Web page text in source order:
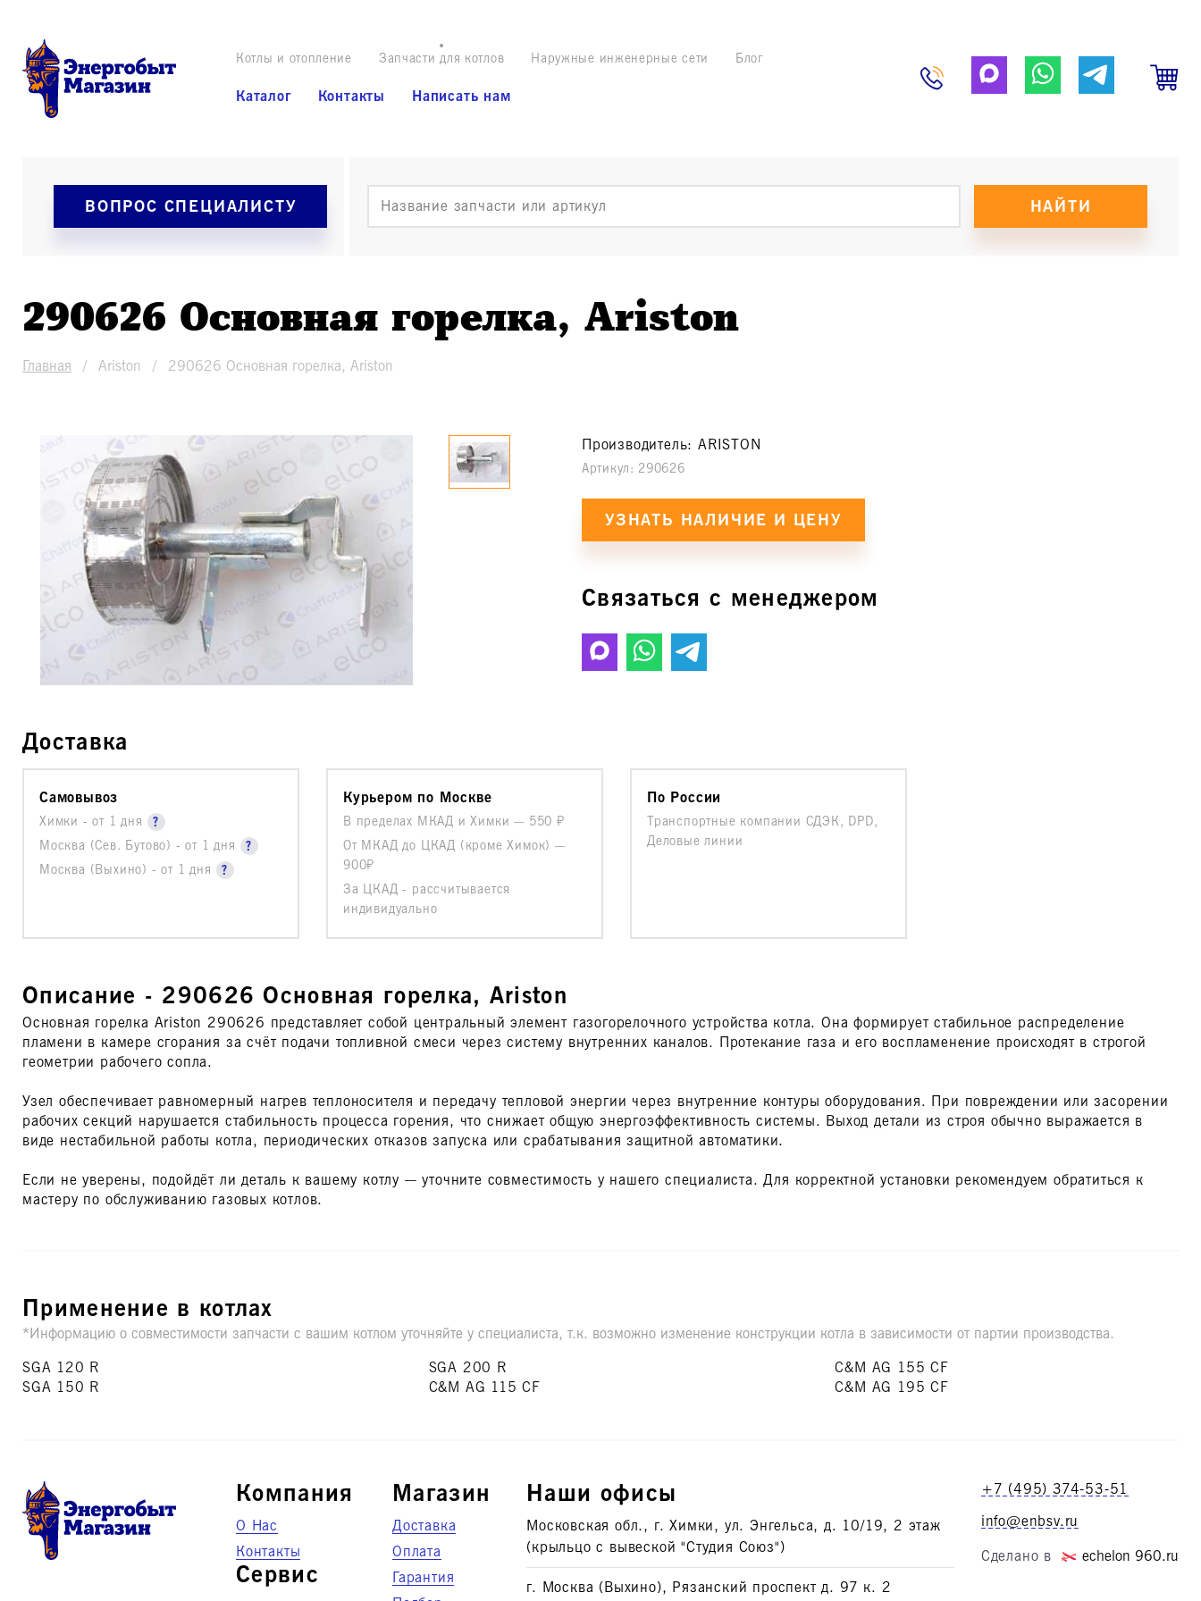
Котлы и отопление Запчасти для котлов Наружные инженерные сети Блог
Каталог Контакты Написать нам
ВОПРОС СПЕЦИАЛИСТУ НАЙТИ
290626 Основная горелка, Ariston
Главная Ariston 290626 Основная горелка, Ariston
Производитель:ARISTON
Артикул:290626
Связаться с менеджером
Доставка
Самовывоз
Химки - от 1 дня
Москва (Сев. Бутово) - от 1 дня
Москва (Выхино) - от 1 дня
Курьером по Москве
В пределах МКАД и Химки — 550
От МКАД до ЦКАД (кроме Химок) —
900₽
За ЦКАД - рассчитывается
индивидуально
По России
Транспортные компании СДЭК, DPD,
Деловые линии
Описание - 290626 Основная горелка, Ariston
Основная горелка Ariston 290626 представляет собой центральный элемент газогорелочного устройства котла. Она формирует стабильное распределение
пламени в камере сгорания за счёт подачи топливной смеси через систему внутренних каналов. Протекание газа и его воспламенение происходят в строгой
геометрии рабочего сопла.
Узел обеспечивает равномерный нагрев теплоносителя и передачу тепловой энергии через внутренние контуры оборудования. При повреждении или засорении
рабочих секций нарушается стабильность процесса горения, что снижает общую энергоэффективность системы. Выход детали из строя обычно выражается в
виде нестабильной работы котла, периодических отказов запуска или срабатывания защитной автоматики.
Если не уверены, подойдёт ли деталь к вашему котлу — уточните совместимость у нашего специалиста. Для корректной установки рекомендуем обратиться к
мастеру по обслуживанию газовых котлов.
Применение в котлах
*Информацию о совместимости запчасти с вашим котлом уточняйте у специалиста, т.к. возможно изменение конструкции котла в зависимости от партии производства.
SGA 120 R
SGA 150 R
SGA 200 R
C&M AG 115 CF
C&M AG 155 CF
C&M AG 195 CF
Компания
О Нас
Контакты
Сервис
Магазин
Доставка
Оплата
Гарантия
Наши офисы
Московская обл., г. Химки, ул. Энгельса, д. 10/19, 2 этаж
(крыльцо с вывеской "Студия Союз")
г. Москва (Выхино), Рязанский проспект д. 97 к. 2
+7 (495) 374-53-51
info@enbsv.ru
Сделано в
echelon 960.ru